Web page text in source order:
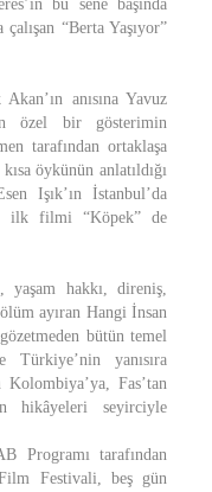
bu sene başında
“Berta Yaşıyor”
anısına Yavuz
özel bir gösterimin
tarafından ortaklaşa
öykünün anlatıldığı
Işık’ın İstanbul’da
ilk filmi “Köpek” de
yaşam hakkı, direniş,
ayıran Hangi İnsan
bütün temel
Türkiye’nin yanısıra
Kolombiya’ya, Fas’tan
hikâyeleri seyirciyle
Programı tarafından
Festivali, beş gün